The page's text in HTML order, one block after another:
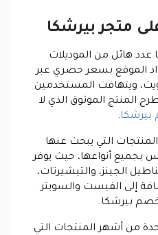
متجر بيرشكا
عدد هائل من الموديلات
الموقع بسعر حصري عبر
ويتهافت المستخدمين
المنتج الموثوق الذي لا
.
التي يبحث عنها
بجميع أنواعها، حيث يوفر
الجينز، والتيشيرتات،
إلى الفيست والسويتر
بيرشكا.
من أشهر المنتجات التي